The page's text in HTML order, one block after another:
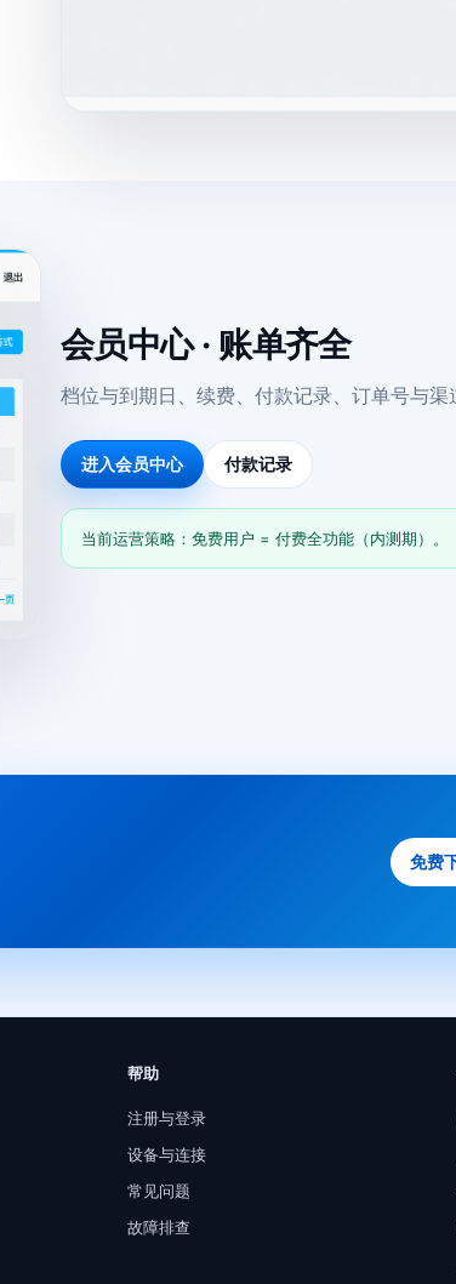
会员中心 · 账单齐全
档位与到期日、续费、付款记录、订单号与渠
进入会员中心 付款记录
当前运营策略：免费用户 = 付费全功能（内测期）。
免费
帮助
注册与登录
设备与连接
常见问题
故障排查